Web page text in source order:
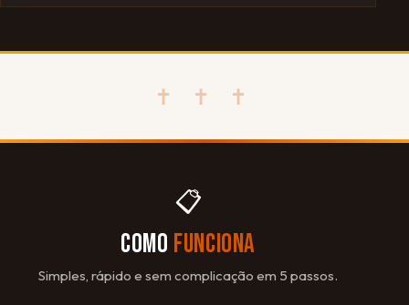
✝ ✝ ✝
📋
COMO FUNCIONA
Simples, rápido e sem complicação em 5 passos.